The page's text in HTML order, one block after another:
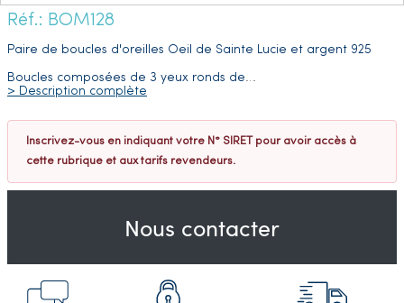
Réf.: BOM128
Paire de boucles d'oreilles Oeil de Sainte Lucie et argent 925
Boucles composées de 3 yeux ronds de…
> Description complète
Inscrivez-vous en indiquant votre N° SIRET pour avoir accès à
cette rubrique et aux tarifs revendeurs.
Nous contacter